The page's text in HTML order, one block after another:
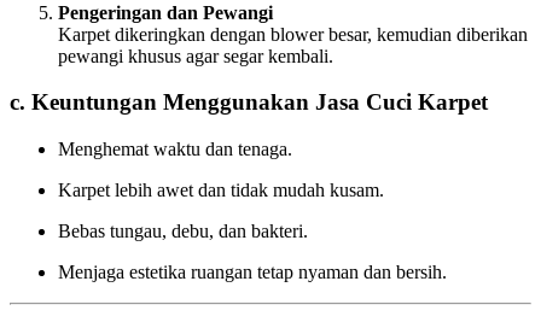
Pengeringan dan Pewangi
Karpet dikeringkan dengan blower besar, kemudian diberikan
pewangi khusus agar segar kembali.
c. Keuntungan Menggunakan Jasa Cuci Karpet
Menghemat waktu dan tenaga.
Karpet lebih awet dan tidak mudah kusam.
Bebas tungau, debu, dan bakteri.
Menjaga estetika ruangan tetap nyaman dan bersih.